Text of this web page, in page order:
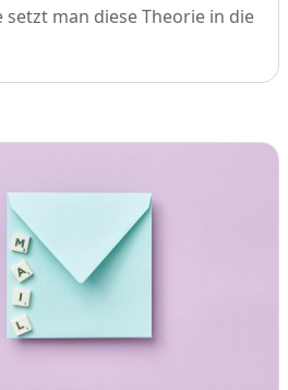
setzt man diese Theorie in die